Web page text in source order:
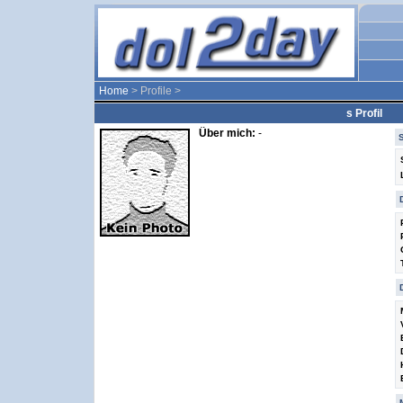
Home > Profile >
s Profil
Über mich: -